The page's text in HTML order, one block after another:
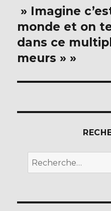
Publication
suivante :
» Imagine
monde et on
dans ce
meurs » »
Recherche
pour :